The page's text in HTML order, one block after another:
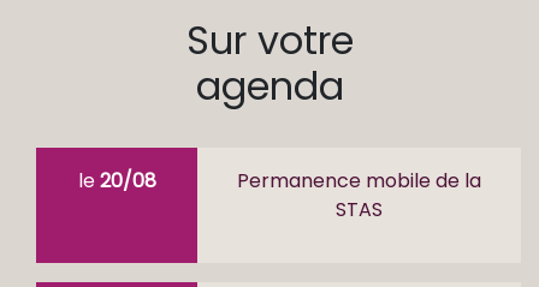
Sur votre
agenda
le20/08
Permanence mobile de la
STAS